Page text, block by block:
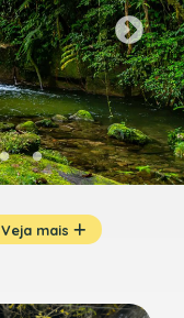
Veja mais